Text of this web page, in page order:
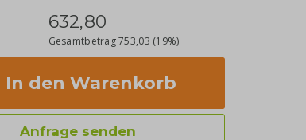
632,80
Gesamtbetrag753,03 (19%)
In den Warenkorb
Anfrage senden